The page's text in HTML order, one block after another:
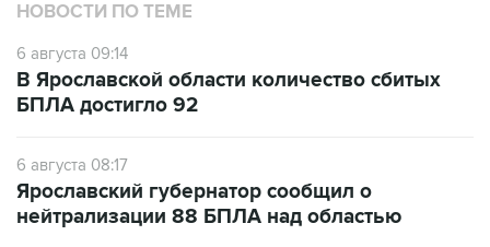
НОВОСТИ ПО ТЕМЕ
6 августа 09:14
В Ярославской области количество сбитых
БПЛА достигло 92
6 августа 08:17
Ярославский губернатор сообщил о
нейтрализации 88 БПЛА над областью